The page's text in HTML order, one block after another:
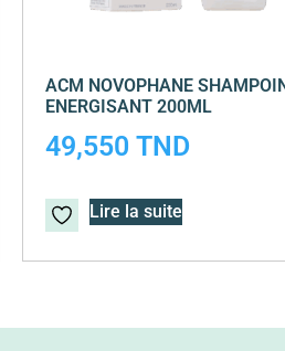
ACM NOVOPHANE
ENERGISANT 200ML
49,550TND
Lire la suite